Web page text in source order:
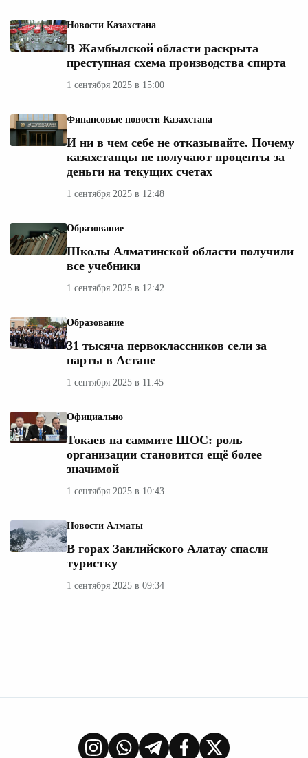
Новости Казахстана
В Жамбылской области раскрыта
преступная схема производства спирта
1 сентября 2025 в 15:00
Финансовые новости Казахстана
И ни в чем себе не отказывайте. Почему
казахстанцы не получают проценты за
деньги на текущих счетах
1 сентября 2025 в 12:48
Образование
Школы Алматинской области получили
все учебники
1 сентября 2025 в 12:42
Образование
31 тысяча первоклассников сели за
парты в Астане
1 сентября 2025 в 11:45
Официально
Токаев на саммите ШОС: роль
организации становится ещё более
значимой
1 сентября 2025 в 10:43
Новости Алматы
В горах Заилийского Алатау спасли
туристку
1 сентября 2025 в 09:34